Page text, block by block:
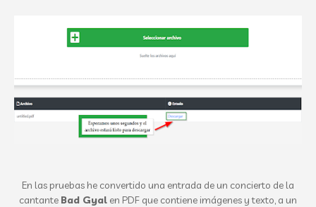
En las pruebas he convertido una entrada de un concierto de la
cantante Bad Gyal en PDF que contiene imágenes y texto, a un